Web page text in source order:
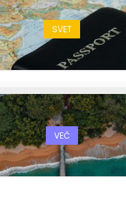
SVET
VEČ